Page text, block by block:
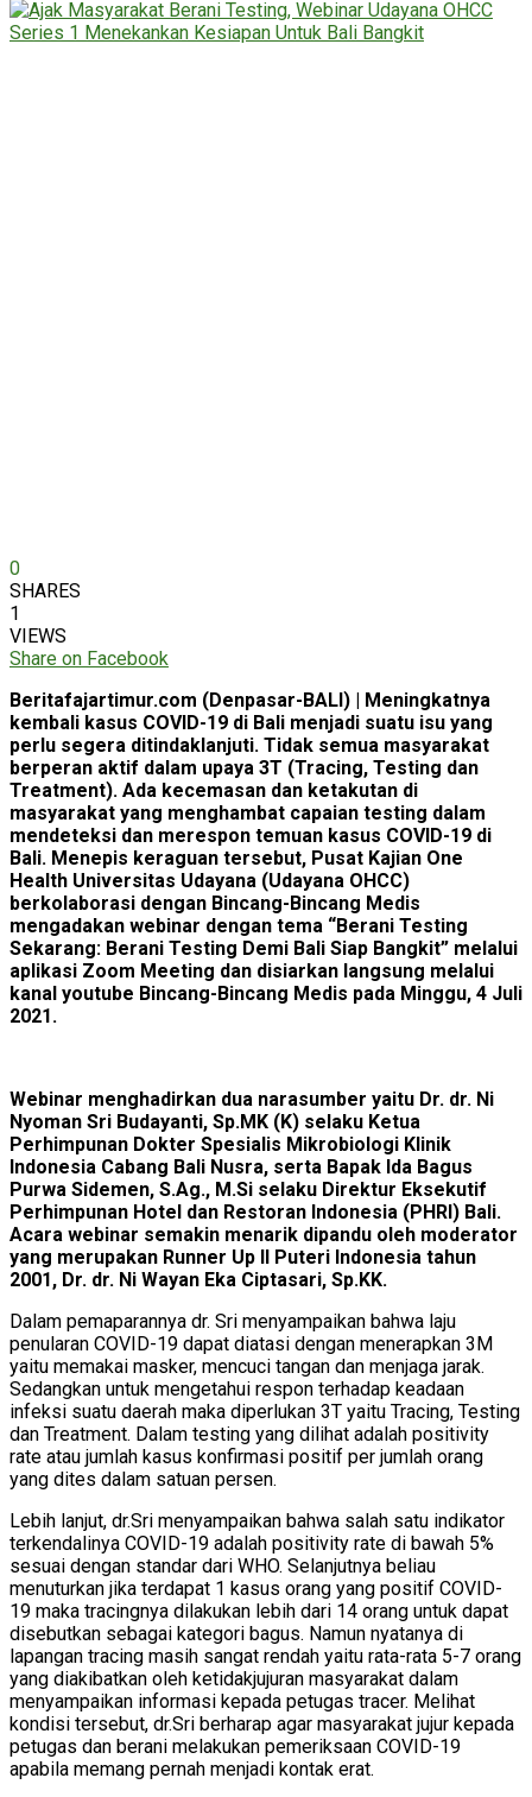
0
SHARES
1
VIEWS
Share on Facebook
Beritafajartimur.com (Denpasar-BALI) | Meningkatnya
kembali kasus COVID-19 di Bali menjadi suatu isu yang
perlu segera ditindaklanjuti. Tidak semua masyarakat
berperan aktif dalam upaya 3T (Tracing, Testing dan
Treatment). Ada kecemasan dan ketakutan di
masyarakat yang menghambat capaian testing dalam
mendeteksi dan merespon temuan kasus COVID-19 di
Bali. Menepis keraguan tersebut, Pusat Kajian One
Health Universitas Udayana (Udayana OHCC)
berkolaborasi dengan Bincang-Bincang Medis
mengadakan webinar dengan tema “Berani Testing
Sekarang: Berani Testing Demi Bali Siap Bangkit” melalui
aplikasi Zoom Meeting dan disiarkan langsung melalui
kanal youtube Bincang-Bincang Medis pada Minggu, 4 Juli
2021.
Webinar menghadirkan dua narasumber yaitu Dr. dr. Ni
Nyoman Sri Budayanti, Sp.MK (K) selaku Ketua
Perhimpunan Dokter Spesialis Mikrobiologi Klinik
Indonesia Cabang Bali Nusra, serta Bapak Ida Bagus
Purwa Sidemen, S.Ag., M.Si selaku Direktur Eksekutif
Perhimpunan Hotel dan Restoran Indonesia (PHRI) Bali.
Acara webinar semakin menarik dipandu oleh moderator
yang merupakan Runner Up II Puteri Indonesia tahun
2001, Dr. dr. Ni Wayan Eka Ciptasari, Sp.KK.
Dalam pemaparannya dr. Sri menyampaikan bahwa laju
penularan COVID-19 dapat diatasi dengan menerapkan 3M
yaitu memakai masker, mencuci tangan dan menjaga jarak.
Sedangkan untuk mengetahui respon terhadap keadaan
infeksi suatu daerah maka diperlukan 3T yaitu Tracing, Testing
dan Treatment. Dalam testing yang dilihat adalah positivity
rate atau jumlah kasus konfirmasi positif per jumlah orang
yang dites dalam satuan persen.
Lebih lanjut, dr.Sri menyampaikan bahwa salah satu indikator
terkendalinya COVID-19 adalah positivity rate di bawah 5%
sesuai dengan standar dari WHO. Selanjutnya beliau
menuturkan jika terdapat 1 kasus orang yang positif COVID-
19 maka tracingnya dilakukan lebih dari 14 orang untuk dapat
disebutkan sebagai kategori bagus. Namun nyatanya di
lapangan tracing masih sangat rendah yaitu rata-rata 5-7 orang
yang diakibatkan oleh ketidakjujuran masyarakat dalam
menyampaikan informasi kepada petugas tracer. Melihat
kondisi tersebut, dr.Sri berharap agar masyarakat jujur kepada
petugas dan berani melakukan pemeriksaan COVID-19
apabila memang pernah menjadi kontak erat.